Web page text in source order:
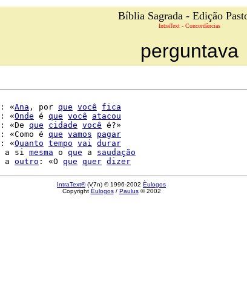
Bíblia Sagrada - Edição
IntraText - Concordâncias
perguntava
: «Ana , por que você
fica
: «Onde é que você
atacou
: «De que cidade você é?»
: «Como é que vamos
pagar
: «Quanto tempo vai durar
a si mesma o que a saudação
a outro : «O que quer dizer
IntraText®(V7n) © 1996-2002 Èulogos
Copyright Èulogos/ Paulus© 2002